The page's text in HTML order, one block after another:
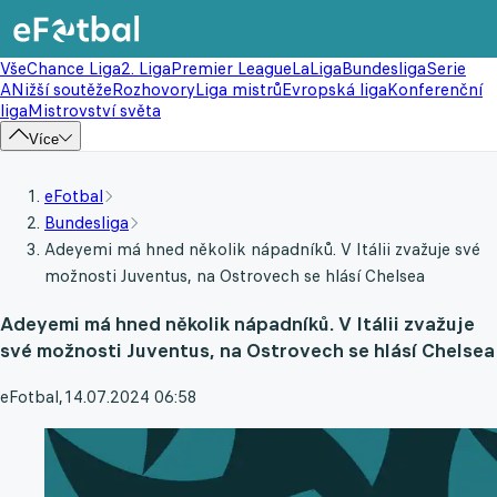
VšeChance Liga2. LigaPremier LeagueLaLigaBundesligaSerie
ANižší soutěžeRozhovoryLiga mistrůEvropská ligaKonferenční
ligaMistrovství světa
Více
eFotbal
Bundesliga
Adeyemi má hned několik nápadníků. V Itálii zvažuje své
možnosti Juventus, na Ostrovech se hlásí Chelsea
Adeyemi má hned několik nápadníků. V Itálii zvažuje
své možnosti Juventus, na Ostrovech se hlásí Chelsea
eFotbal,14.07.2024 06:58